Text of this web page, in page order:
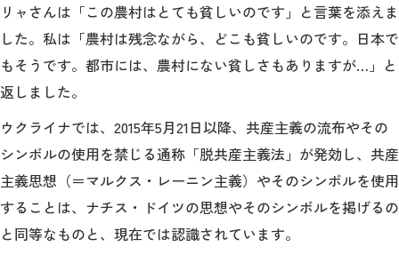
リャさんは「この農村はとても貧しいのです」と言葉を添えま
した。私は「農村は残念ながら、どこも貧しいのです。日本で
もそうです。都市には、農村にない貧しさもありますが…」と
返しました。
ウクライナでは、2015年5月21日以降、共産主義の流布やその
シンボルの使用を禁じる通称「脱共産主義法」が発効し、共産
主義思想（＝マルクス・レーニン主義）やそのシンボルを使用
することは、ナチス・ドイツの思想やそのシンボルを掲げるの
と同等なものと、現在では認識されています。